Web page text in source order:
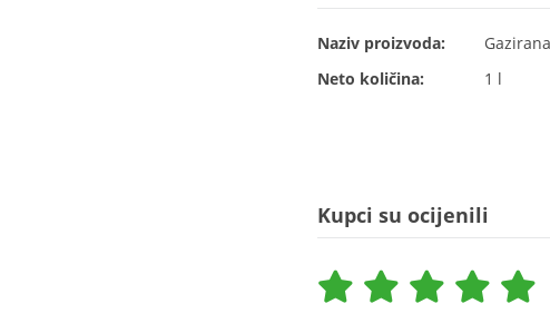
Naziv proizvoda:
Neto količina:
1 l
Kupci su ocijenili